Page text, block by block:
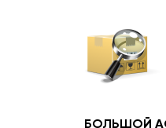
БОЛЬШОЙ